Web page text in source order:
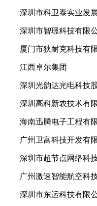
深圳市科卫泰实业发展
深圳市智璟科技有限
厦门市狄耐克科技有限
江西卓尔集团
深圳光韵达光电科技股
深圳高科新农技术有限
海南迅腾电子工程有限
广州卫富科技开发有限
深圳市超节点网络科技
广州激速智能航空科技
深圳市东运科技有限